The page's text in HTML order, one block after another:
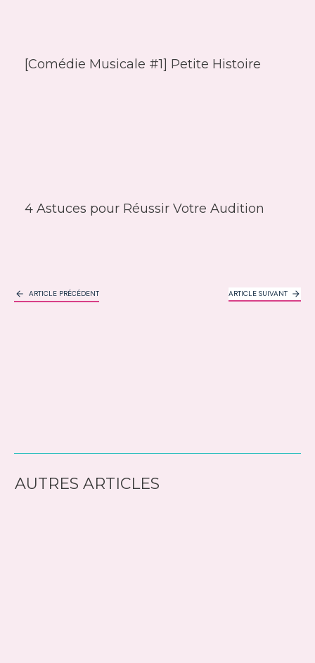
[Comédie Musicale #1] Petite Histoire
4 Astuces pour Réussir Votre Audition
ARTICLE PRÉCÉDENT ARTICLE SUIVANT
AUTRES ARTICLES